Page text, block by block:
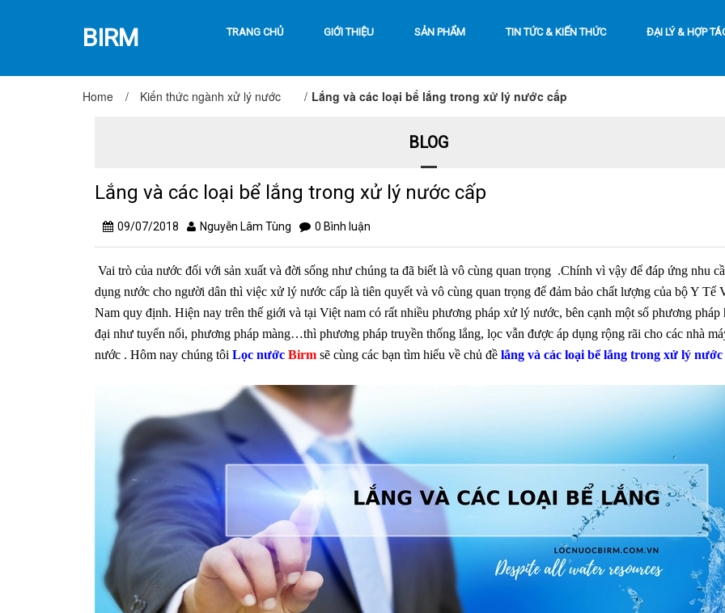
BIRM TRANG CHỦ GIỚI THIỆU SẢN PHẨM TIN TỨC & KIẾN THỨC ĐẠI LÝ & HỢP
Home / Kiến thức ngành xử lý nước / Lắng và các loại bể lắng trong xử lý nước cấp
BLOG
Lắng và các loại bể lắng trong xử lý nước cấp
09/07/2018 Nguyễn Lâm Tùng 0 Bình luận
Vai trò của nước đối với sản xuất và đời sống như chúng ta đã biết là vô cùng quan trọng .Chính vì vậy để đáp ứng nhu
dụng nước cho người dân thì việc xử lý nước cấp là tiên quyết và vô cùng quan trọng để đảm bảo chất lượng của bộ Y Tế
Nam quy định. Hiện nay trên thế giới và tại Việt nam có rất nhiều phương pháp xử lý nước, bên cạnh một số phương pháp
đại như tuyển nổi, phương pháp màng…thì phương pháp truyền thống lắng, lọc vẫn được áp dụng rộng rãi cho các nhà
nước . Hôm nay chúng tôi Lọc nước Birm sẽ cùng các bạn tìm hiểu về chủ đề lắng và các loại bể lắng trong xử lý nước